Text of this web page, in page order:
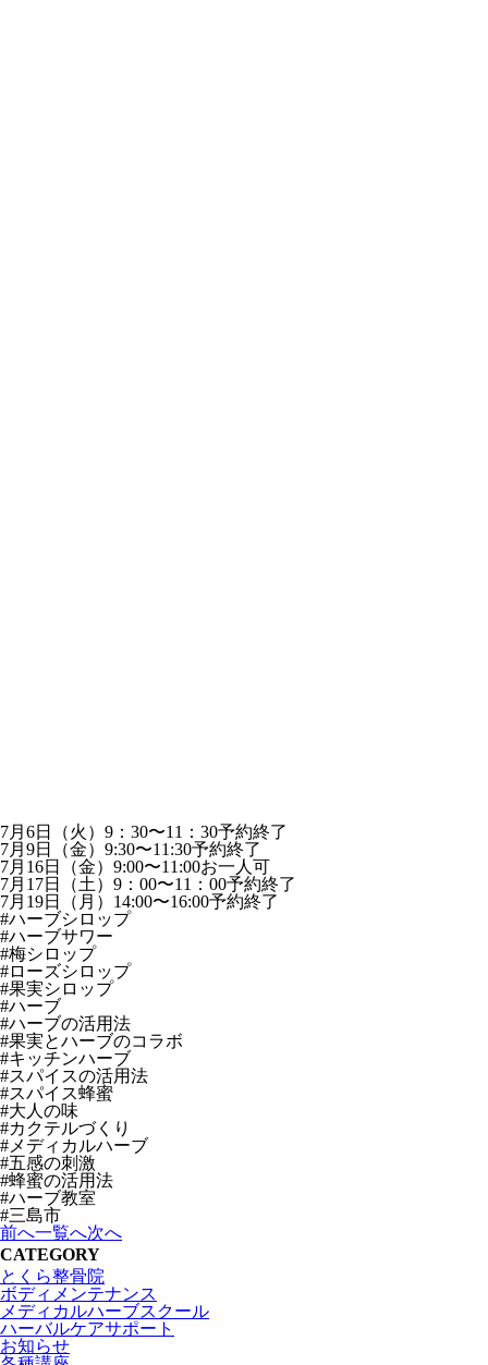
7月6日（火）9：30〜11：30予約終了
7月9日（金）9:30〜11:30予約終了
7月16日（金）9:00〜11:00お一人可
7月17日（土）9：00〜11：00予約終了
7月19日（月）14:00〜16:00予約終了
#ハーブシロップ
#ハーブサワー
#梅シロップ
#ローズシロップ
#果実シロップ
#ハーブ
#ハーブの活用法
#果実とハーブのコラボ
#キッチンハーブ
#スパイスの活用法
#スパイス蜂蜜
#大人の味
#カクテルづくり
#メディカルハーブ
#五感の刺激
#蜂蜜の活用法
#ハーブ教室
#三島市
前へ一覧へ次へ
CATEGORY
とくら整骨院
ボディメンテナンス
メディカルハーブスクール
ハーバルケアサポート
お知らせ